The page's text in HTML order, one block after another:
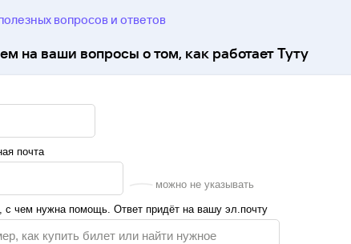
вопросов и ответов
на ваши вопросы о том, как работает Туту
почта
можно не указывать
с чем нужна помощь. Ответ придёт на вашу эл.почту